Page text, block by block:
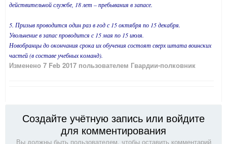
действительной службе, 18 лет – пребывания в запасе.
5. Призыв проводится один раз в год с 15 октября по 15 декабря.
Увольнение в запас проводится с 15 мая по 15 июля.
Новобранцы до окончания срока их обучения состоят сверх штата воинских
частей (в составе учебных команд).
Изменено 7 Feb 2017 пользователем Гвардии-полковник
Создайте учётную запись или войдите
для комментирования
Вы должны быть пользователем, чтобы оставить комментарий